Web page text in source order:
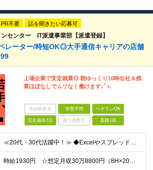
PR不要 話を聞きたい応募可
センター IT派遣事業部【派遣登録】
レーター/時短OK◎大手通信キャリアの店舗
上場企業で安定就業◎ 朝ゆっくり10時出社＆残
業ほぼなしでムリなく働けます♪ﾟ+.
未経験歓迎 学歴不問 ベテランOK
完全週休2日 賞与複数月 面接1回
≪20代・30代活躍中！≫ ◆Excelやスプレッドシートの基本的な操作が可能な方 ◆チラシやPOPのデザインの実務経験 ※ポートフォリオの提出が必須になります ※ブランクがある方やこれまでのご経
時給1930円 ☆想定月収30万8800円（8H×20日） ※交通費全額支給